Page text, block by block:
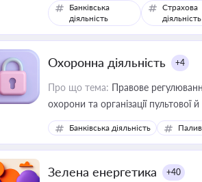
Банківська
діяльність
Страхова
діяльність
Охоронна діяльність +4
Про що тема: Правове
охорони та організації пультової
Банківська діяльність
Зелена енергетика +40